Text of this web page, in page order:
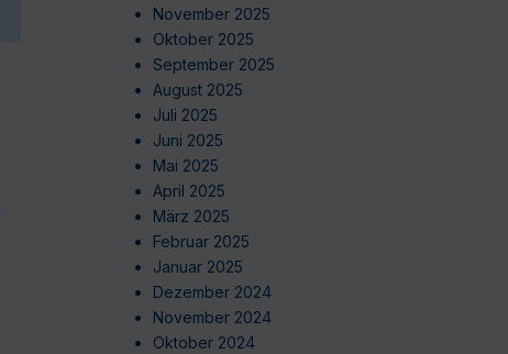
November 2025
Oktober 2025
September 2025
August 2025
Juli 2025
Juni 2025
Mai 2025
April 2025
März 2025
Februar 2025
Januar 2025
Dezember 2024
November 2024
Oktober 2024